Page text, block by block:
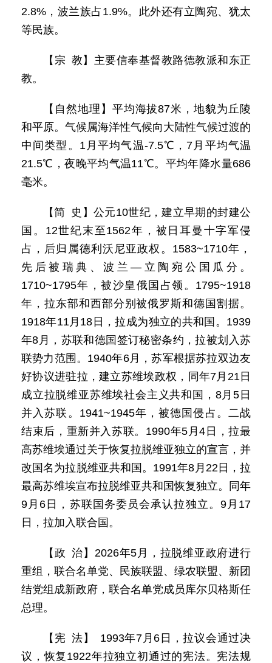
2.8%，波兰族占1.9%。此外还有立陶宛、犹太
等民族。
【宗 教】主要信奉基督教路德教派和东正
教。
【自然地理】平均海拔87米，地貌为丘陵
和平原。气候属海洋性气候向大陆性气候过渡的
中间类型。1月平均气温-7.5℃，7月平均气温
21.5℃，夜晚平均气温11℃。平均年降水量686
毫米。
【简 史】公元10世纪，建立早期的封建公
国。12世纪末至1562年，被日耳曼十字军侵
占，后归属德利沃尼亚政权。1583~1710年，
先后被瑞典、波兰—立陶宛公国瓜分。
1710~1795年，被沙皇俄国占领。1795~1918
年，拉东部和西部分别被俄罗斯和德国割据。
1918年11月18日，拉成为独立的共和国。1939
年8月，苏联和德国签订秘密条约，拉被划入苏
联势力范围。1940年6月，苏军根据苏拉双边友
好协议进驻拉，建立苏维埃政权，同年7月21日
成立拉脱维亚苏维埃社会主义共和国，8月5日
并入苏联。1941~1945年，被德国侵占。二战
结束后，重新并入苏联。1990年5月4日，拉最
高苏维埃通过关于恢复拉脱维亚独立的宣言，并
改国名为拉脱维亚共和国。1991年8月22日，拉
最高苏维埃宣布拉脱维亚共和国恢复独立。同年
9月6日，苏联国务委员会承认拉独立。9月17
日，拉加入联合国。
【政 治】2026年5月，拉脱维亚政府进行
重组，联合名单党、民族联盟、绿农联盟、新团
结党组成新政府，联合名单党成员库尔贝格斯任
总理。
【宪 法】 1993年7月6日，拉议会通过决
议，恢复1922年拉独立初通过的宪法。宪法规